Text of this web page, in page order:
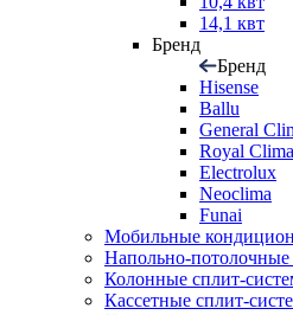
14,1 квт
Бренд
Бренд
Hisense
Ballu
General
Royal Clima
Electrolux
Neoclima
Funai
Мобильные
Напольно-
Колонные ​​сплит-
Кассетные сплит-